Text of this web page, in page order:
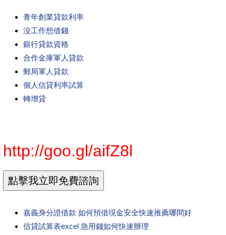
青年創業貸款利率
沒工作想借錢
銀行貸款資格
合作金庫軍人貸款
郵局軍人貸款
個人信貸利率試算
轉增貸
http://goo.gl/aifZ8l
嘉義身分證借款 如何預借現金安全快速推薦哪間好
信貸試算表excel 急用錢如何快速辦理